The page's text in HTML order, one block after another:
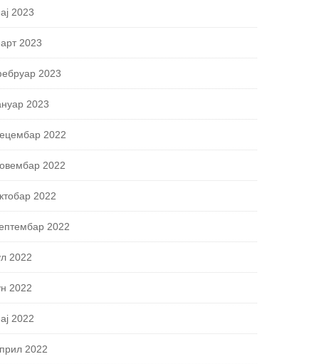
2023
2023
2023
2023
2022
2022
2022
2022
2022
2022
2022
2022